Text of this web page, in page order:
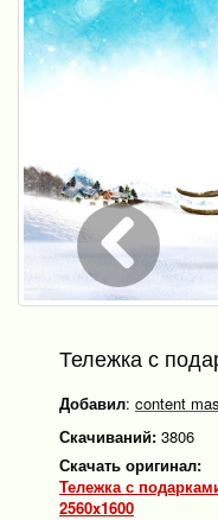
Тележка с
Добавил: content
Скачиваний: 3806
Скачать оригинал:
Тележка с подарками на рождество -
2560x1600